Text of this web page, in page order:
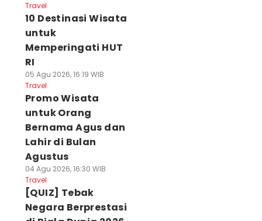
Travel
10 Destinasi Wisata
untuk
Memperingati HUT
RI
05 Agu 2026, 16:19 WIB
Travel
Promo Wisata
untuk Orang
Bernama Agus dan
Lahir di Bulan
Agustus
04 Agu 2026, 16:30 WIB
Travel
[QUIZ] Tebak
Negara Berprestasi